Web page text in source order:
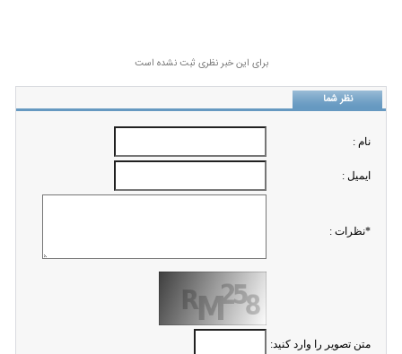
برای این خبر نظری ثبت نشده است
نظر شما
نام :
ايميل :
*نظرات :
متن تصویر را وارد کنید: